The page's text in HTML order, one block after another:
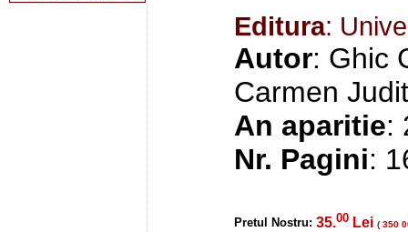
Editura:
Autor: Ghic
Carmen
An aparitie:
Nr. Pagini:
Pretul Nostru: 35.00 Lei ( 350